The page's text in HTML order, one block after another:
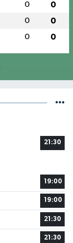
0 0
0 0
0 0
21:30
19:00
19:00
21:30
21:30